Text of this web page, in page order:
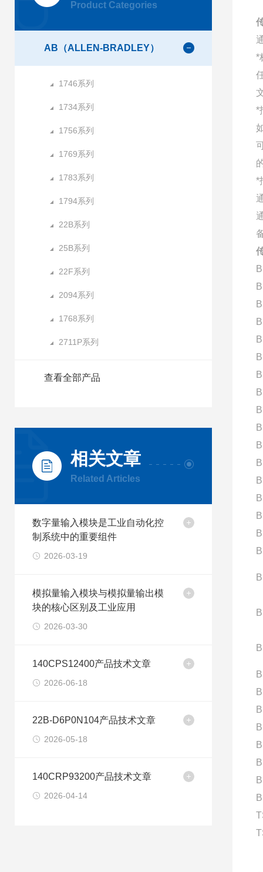
Product Categories
AB（ALLEN-BRADLEY）
1746系列
1734系列
1756系列
1769系列
1783系列
1794系列
22B系列
25B系列
22F系列
2094系列
1768系列
2711P系列
查看全部产品
相关文章
Related Articles
数字量输入模块是工业自动化控
制系统中的重要组件
2026-03-19
模拟量输入模块与模拟量输出模
块的核心区别及工业应用
2026-03-30
140CPS12400产品技术文章
2026-06-18
22B-D6P0N104产品技术文章
2026-05-18
140CRP93200产品技术文章
2026-04-14
*
*
*